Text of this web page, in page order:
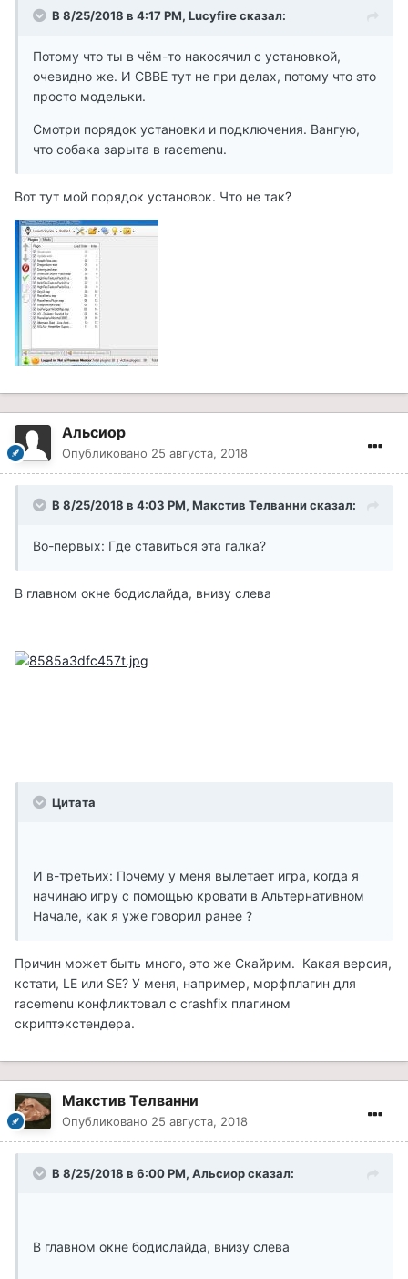
В 8/25/2018 в 4:17 PM, Lucyfire сказал:
Потому что ты в чём-то накосячил с установкой,
очевидно же. И CBBE тут не при делах, потому что это
просто модельки.
Смотри порядок установки и подключения. Вангую,
что собака зарыта в racemenu.
Вот тут мой порядок установок. Что не так?
Альсиор
Опубликовано 25 августа, 2018
В 8/25/2018 в 4:03 PM, Макстив Телванни сказал:
Во-первых: Где ставиться эта галка?
В главном окне бодислайда, внизу слева
Цитата
И в-третьих: Почему у меня вылетает игра, когда я
начинаю игру с помощью кровати в Альтернативном
Начале, как я уже говорил ранее ?
Причин может быть много, это же Скайрим. Какая версия,
кстати, LE или SE? У меня, например, морфплагин для
racemenu конфликтовал с crashfix плагином
скриптэкстендера.
Макстив Телванни
Опубликовано 25 августа, 2018
В 8/25/2018 в 6:00 PM, Альсиор сказал:
В главном окне бодислайда, внизу слева